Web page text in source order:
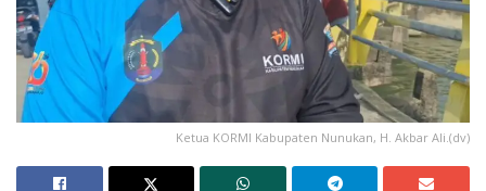
Ketua KORMI Kabupaten Nunukan, H. Akbar Ali.(dv)